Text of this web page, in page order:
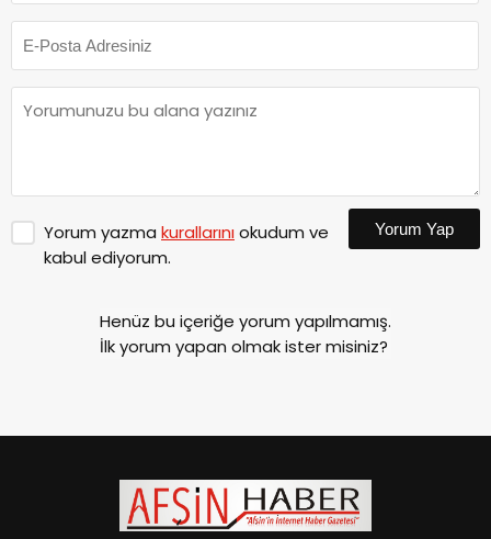
Yorum yazma kurallarınıokudum ve
kabul ediyorum.
Yorum Yap
Henüz bu içeriğe yorum yapılmamış.
İlk yorum yapan olmak ister misiniz?